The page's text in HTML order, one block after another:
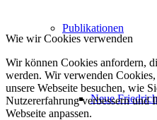
Publikationen
Neue
Wie wir Cookies verwenden
Wir können Cookies anfordern,
werden. Wir verwenden
unsere Webseite besuchen, wie
Nutzererfahrung verbessern und
Webseite anpassen.